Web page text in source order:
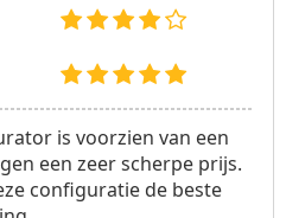
is voorzien van een
een zeer scherpe prijs.
configuratie de beste